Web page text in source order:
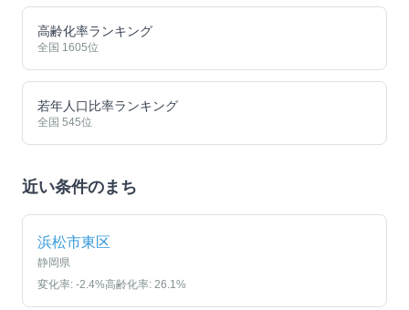
高齢化率ランキング
全国 1605位
若年人口比率ランキング
全国 545位
近い条件のまち
浜松市東区
静岡県
変化率: -2.4%高齢化率: 26.1%